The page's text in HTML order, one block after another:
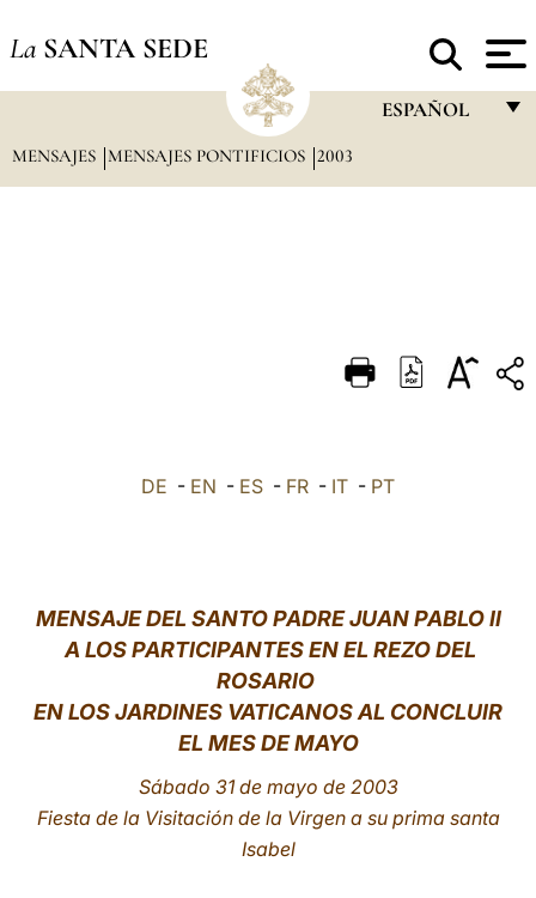
La SANTA SEDE
ESPAÑOL
DEUTSCH
العربيّة
MENSAJES MENSAJES PONTIFICIOS 2003
DE - EN - ES - FR - IT - PT
MENSAJE DEL SANTO PADRE JUAN PABLO II
A LOS PARTICIPANTES EN EL REZO DEL
ROSARIO
EN LOS JARDINES VATICANOS AL CONCLUIR
EL MES DE MAYO
Sábado 31 de mayo de 2003
Fiesta de la Visitación de la Virgen a su prima santa
Isabel